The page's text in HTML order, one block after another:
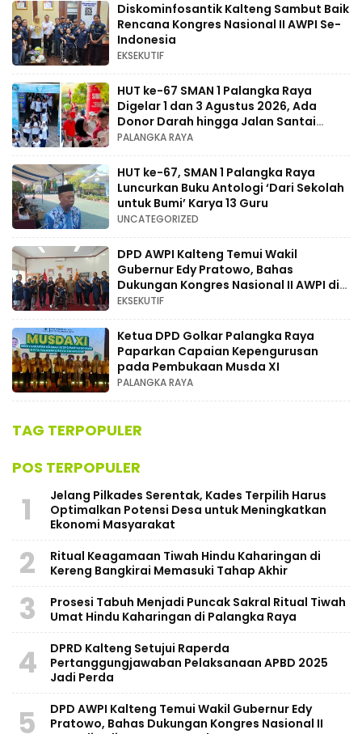
Diskominfosantik Kalteng Sambut Baik
Rencana Kongres Nasional II AWPI Se-
Indonesia
EKSEKUTIF
HUT ke-67 SMAN 1 Palangka Raya
Digelar 1 dan 3 Agustus 2026, Ada
Donor Darah hingga Jalan Santai
Berhadiah Doorprize
PALANGKA RAYA
HUT ke-67, SMAN 1 Palangka Raya
Luncurkan Buku Antologi ‘Dari Sekolah
untuk Bumi’ Karya 13 Guru
UNCATEGORIZED
DPD AWPI Kalteng Temui Wakil
Gubernur Edy Pratowo, Bahas
Dukungan Kongres Nasional II AWPI di
Kalimantan Tengah
EKSEKUTIF
Ketua DPD Golkar Palangka Raya
Paparkan Capaian Kepengurusan
pada Pembukaan Musda XI
PALANGKA RAYA
TAG TERPOPULER
POS TERPOPULER
1
Jelang Pilkades Serentak, Kades Terpilih Harus
Optimalkan Potensi Desa untuk Meningkatkan
Ekonomi Masyarakat
2
Ritual Keagamaan Tiwah Hindu Kaharingan di
Kereng Bangkirai Memasuki Tahap Akhir
3
Prosesi Tabuh Menjadi Puncak Sakral Ritual Tiwah
Umat Hindu Kaharingan di Palangka Raya
4
​DPRD Kalteng Setujui Raperda
Pertanggungjawaban Pelaksanaan APBD 2025
Jadi Perda
5
DPD AWPI Kalteng Temui Wakil Gubernur Edy
Pratowo, Bahas Dukungan Kongres Nasional II